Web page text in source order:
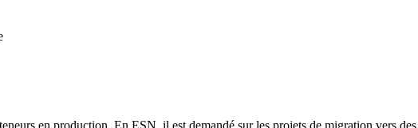
en production. En ESN, il est demandé sur les projets de migration vers